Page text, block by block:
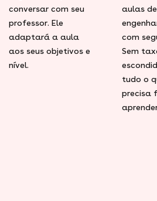
conversar com seu
professor. Ele
adaptará a aula
aos seus objetivos e
nível.
aulas de
com
Sem
tudo o
precisa